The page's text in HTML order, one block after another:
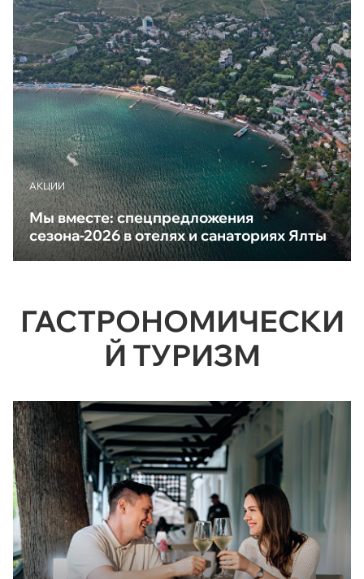
АКЦИИ
Мы вместе: спецпредложения
сезона-2026 в отелях и санаториях Ялты
ГАСТРОНОМИЧЕСКИ
Й ТУРИЗМ